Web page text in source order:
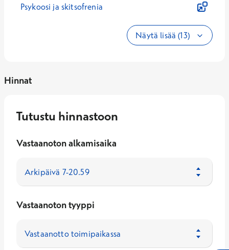
Psykoosi ja skitsofrenia
Näytä lisää (13)
Hinnat
Tutustu hinnastoon
Vastaanoton alkamisaika
Vastaanoton tyyppi